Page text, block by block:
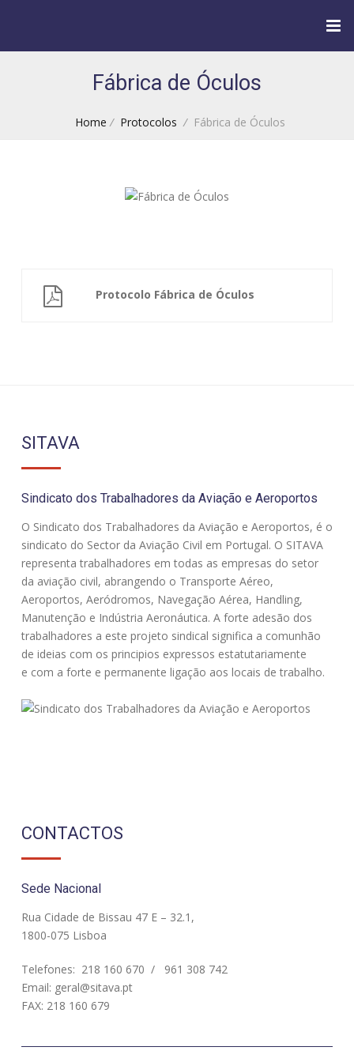
Fábrica de Óculos
Home / Protocolos /Fábrica de Óculos
Protocolo Fábrica de Óculos
SITAVA
Sindicato dos Trabalhadores da Aviação e Aeroportos
O Sindicato dos Trabalhadores da Aviação e Aeroportos, é o
sindicato do Sector da Aviação Civil em Portugal. O SITAVA
representa trabalhadores em todas as empresas do setor
da aviação civil, abrangendo o Transporte Aéreo,
Aeroportos, Aeródromos, Navegação Aérea, Handling,
Manutenção e Indústria Aeronáutica. A forte adesão dos
trabalhadores a este projeto sindical significa a comunhão
de ideias com os principios expressos estatutariamente
e com a forte e permanente ligação aos locais de trabalho.
CONTACTOS
Sede Nacional
Rua Cidade de Bissau 47 E – 32.1,
1800-075 Lisboa
Telefones: 218 160 670 /
961 308 742
Email: geral@sitava.pt
FAX: 218 160 679